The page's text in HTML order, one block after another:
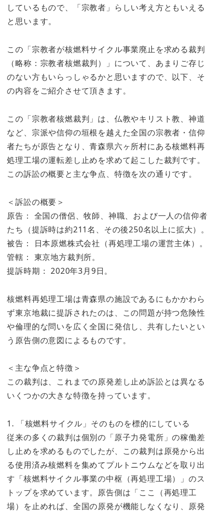
しているもので、「宗教者」らしい考え方ともいえる
と思います。
この「宗教者が核燃料サイクル事業廃止を求める裁判
（略称：宗教者核燃裁判）」について、あまりご存じ
のない方もいらっしゃるかと思いますので、以下、そ
の内容をご紹介させて頂きます。
この「宗教者核燃裁判」は、仏教やキリスト教、神道
など、宗派や信仰の垣根を越えた全国の宗教者・信仰
者たちが原告となり、青森県六ヶ所村にある核燃料再
処理工場の運転差し止めを求めて起こした裁判です。
この訴訟の概要と主な争点、特徴を次の通りです。
＜訴訟の概要＞
原告： 全国の僧侶、牧師、神職、および一人の信仰者
たち（提訴時は約211名、その後250名以上に拡大）。
被告： 日本原燃株式会社（再処理工場の運営主体）。
管轄： 東京地方裁判所。
提訴時期： 2020年3月9日。
核燃料再処理工場は青森県の施設であるにもかかわら
ず東京地裁に提訴されたのは、この問題が持つ危険性
や倫理的な問いを広く全国に発信し、共有したいとい
う原告側の意図によるものです。
＜主な争点と特徴＞
この裁判は、これまでの原発差し止め訴訟とは異なる
いくつかの大きな特徴を持っています。
1. 「核燃料サイクル」そのものを標的にしている
従来の多くの裁判は個別の「原子力発電所」の稼働差
し止めを求めるものでしたが、この裁判は原発から出
る使用済み核燃料を集めてプルトニウムなどを取り出
す「核燃料サイクル事業の中枢（再処理工場）」のス
トップを求めています。原告側は「ここ（再処理工
場）を止めれば、全国の原発が機能しなくなり、原発